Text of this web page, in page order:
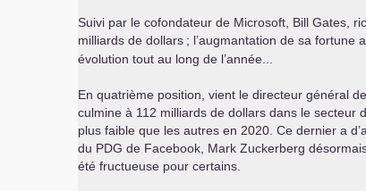
Suivi par le cofondateur de Microsoft, Bill Gates,
milliards de dollars ; l’augmantation de sa fortune
évolution tout au long de l’année...
En quatrième position, vient le directeur général de
culmine à 112 milliards de dollars dans le secteur
plus faible que les autres en 2020. Ce dernier a
du PDG de Facebook, Mark Zuckerberg
été fructueuse pour certains.